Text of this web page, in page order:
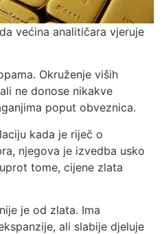
većina analitičara vjeruje
Okruženje viših
ne donose nikakve
poput obveznica.
kada je riječ o
njegova je izvedba usko
tome, cijene zlata
je od zlata. Ima
ali slabije djeluje